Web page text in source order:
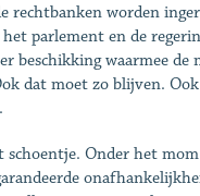
rechtbanken worden
parlement en de
beschikking waarmee de
dat moet zo blijven.
Onder het